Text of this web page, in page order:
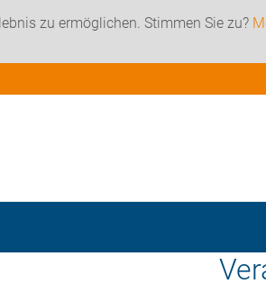
zu ermöglichen. Stimmen Sie zu?